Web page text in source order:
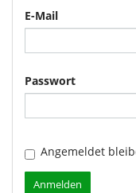
E-Mail
Passwort
Angemeldet
Anmelden